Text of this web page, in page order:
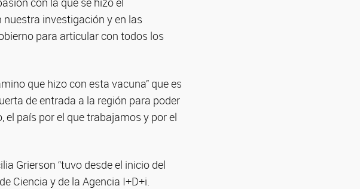
investigación y en las
para articular con todos los
que hizo con esta vacuna” que es
de entrada a la región para poder
el país por el que trabajamos y por el
Grierson “tuvo desde el inicio del
Ciencia y de la Agencia I+D+i.